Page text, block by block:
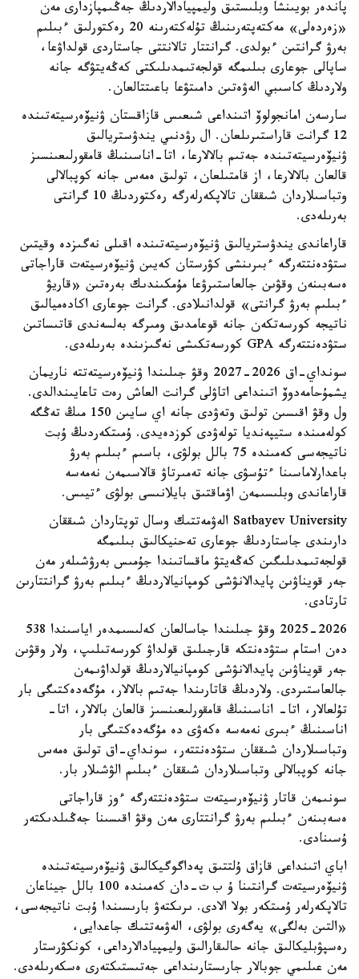
پاندەر بويىنشا وبلىستىق وليمپيادالاردىڭ جەڭىمپازدارى مەن
«زەردەلى» مەكتەپتەرىنىڭ تۇلەكتەرىنە 20 رەكتورلىق ءبىلىم
بەرۋ گرانتىن ءبولدى. گرانتتار تالانتتى جاستاردى قولداۋعا،
ساپالى جوعارى بىلىمگە قولجەتىمدىلىكتى كەڭەيتۋگە جانە
ولاردىڭ كاسىبي الەۋەتىن دامىتۋعا باعىتتالعان.
سارسەن امانجولوۆ اتىنداعى شىعىس قازاقستان ۋنيۆەرسيتەتىندە
12 گرانت قاراستىرىلعان. ال رۋدنىي يندۋستريالىق
ۋنيۆەرسيتەتىندە جەتىم بالالارعا، اتا-اناسىنىڭ قامقورلىعىنسىز
قالعان بالالارعا، از قامتىلعان، تولىق ەمەس جانە كوپبالالى
وتباسىلاردان شىققان تالاپكەرلەرگە رەكتوردىڭ 10 گرانتى
بەرىلەدى.
قاراعاندى يندۋستريالىق ۋنيۆەرسيتەتىندە اقىلى نەگىزدە وقيتىن
ستۋدەنتتەرگە ءبىرىنشى كۋرستان كەيىن ۋنيۆەرسيتەت قاراجاتى
ەسەبىنەن وقۋىن جالعاستىرۋعا مۇمكىندىك بەرەتىن «قاريۋ
ءبىلىم بەرۋ گرانتى» قولدانىلادى. گرانت جوعارى اكادەميالىق
ناتيجە كورسەتكەن جانە قوعامدىق ومىرگە بەلسەندى قاتىساتىن
ستۋدەنتتەرگە GPA كورسەتكىشى نەگىزىندە بەرىلەدى.
سونداي-اق 2026-2027 وقۋ جىلىندا ۋنيۆەرسيتەتتە ناريمان
يشمۇحامەدوۆ اتىنداعى اتاۋلى گرانت العاش رەت تاعايىندالدى.
ول وقۋ اقىسىن تولىق وتەۋدى جانە اي سايىن 150 مىڭ تەڭگە
كولەمىندە ستيپەنديا تولەۋدى كوزدەيدى. ۇمىتكەردىڭ ۇبت
ناتيجەسى كەمىندە 75 بالل بولۋى، باسىم ءبىلىم بەرۋ
باعدارلاماسىنا ءتۇسۋى جانە تەمىرتاۋ قالاسىمەن نەمەسە
قاراعاندى وبلىسىمەن اۋماقتىق بايلانىسى بولۋى ءتيىس.
Satbayev University الەۋمەتتىك وسال توپتاردان شىققان
دارىندى جاستاردىڭ جوعارى تەحنيكالىق بىلىمگە
قولجەتىمدىلىگىن كەڭەيتۋ ماقساتىندا جۇمىس بەرۋشىلەر مەن
جەر قويناۋىن پايدالانۋشى كومپانيالاردىڭ ءبىلىم بەرۋ گرانتتارىن
تارتادى.
2025-2026 وقۋ جىلىندا جاسالعان كەلىسىمدەر اياسىندا 538
دەن استام ستۋدەنتكە قارجىلىق قولداۋ كورسەتىلىپ، ولار وقۋىن
جەر قويناۋىن پايدالانۋشى كومپانيالاردىڭ قولداۋىمەن
جالعاستىردى. ولاردىڭ قاتارىندا جەتىم بالالار، مۇگەدەكتىگى بار
تۇلعالار، اتا- اناسىنىڭ قامقورلىعىنسىز قالعان بالالار، اتا-
اناسىنىڭ ءبىرى نەمەسە ەكەۋى دە مۇگەدەكتىگى بار
وتباسىلاردان شىققان ستۋدەنتتەر، سونداي-اق تولىق ەمەس
جانە كوپبالالى وتباسىلاردان شىققان ءبىلىم الۋشىلار بار.
سونىمەن قاتار ۋنيۆەرسيتەت ستۋدەنتتەرگە ءوز قاراجاتى
ەسەبىنەن ءبىلىم بەرۋ گرانتتارى مەن وقۋ اقىسىنا جەڭىلدىكتەر
ۇسىنادى.
اباي اتىنداعى قازاق ۇلتتىق پەداگوگيكالىق ۋنيۆەرسيتەتىندە
ۋنيۆەرسيتەت گرانتىنا ۇ ب ت-دان كەمىندە 100 بالل جيناعان
تالاپكەرلەر ۇمىتكەر بولا الادى. ىرىكتەۋ بارىسىندا ۇبت ناتيجەسى،
«التىن بەلگى» يەگەرى بولۋى، الەۋمەتتىك جاعدايى،
رەسپۋبليكالىق جانە حالىقارالىق وليمپيادالارداعى، كونكۋرستار
مەن عىلىمي جوبالار جارىستارىنداعى جەتىستىكتەرى ەسكەرىلەدى.